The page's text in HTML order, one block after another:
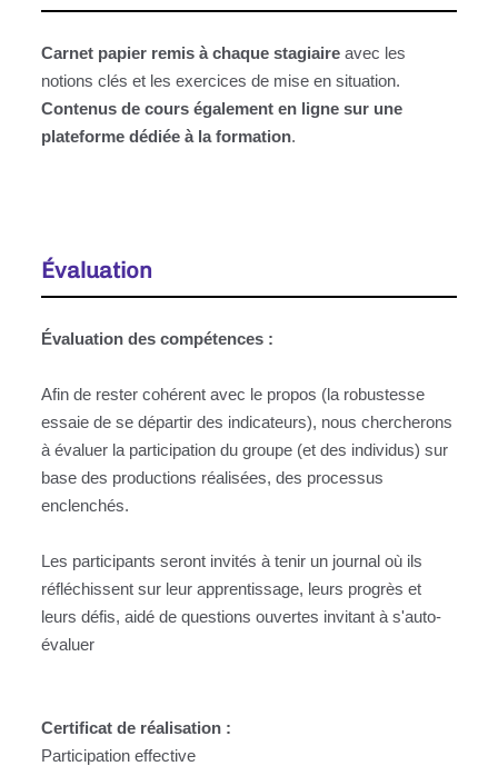
Carnet papier remis à chaque stagiaire avec les
notions clés et les exercices de mise en situation.
Contenus de cours également en ligne sur une
plateforme dédiée à la formation.
Évaluation
Évaluation des compétences :
Afin de rester cohérent avec le propos (la robustesse
essaie de se départir des indicateurs), nous chercherons
à évaluer la participation du groupe (et des individus) sur
base des productions réalisées, des processus
enclenchés.
Les participants seront invités à tenir un journal où ils
réfléchissent sur leur apprentissage, leurs progrès et
leurs défis, aidé de questions ouvertes invitant à s'auto-
évaluer
Certificat de réalisation :
Participation effective